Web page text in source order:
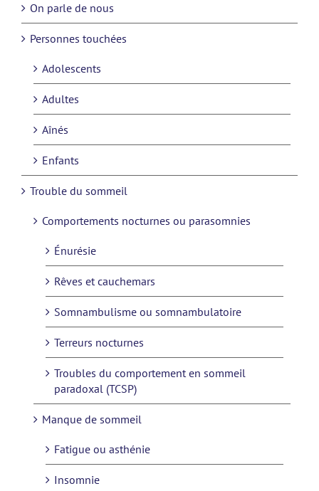
On parle de nous
Personnes touchées
Adolescents
Adultes
Aînés
Enfants
Trouble du sommeil
Comportements nocturnes ou parasomnies
Énurésie
Rêves et cauchemars
Somnambulisme ou somnambulatoire
Terreurs nocturnes
Troubles du comportement en sommeil
paradoxal (TCSP)
Manque de sommeil
Fatigue ou asthénie
Insomnie